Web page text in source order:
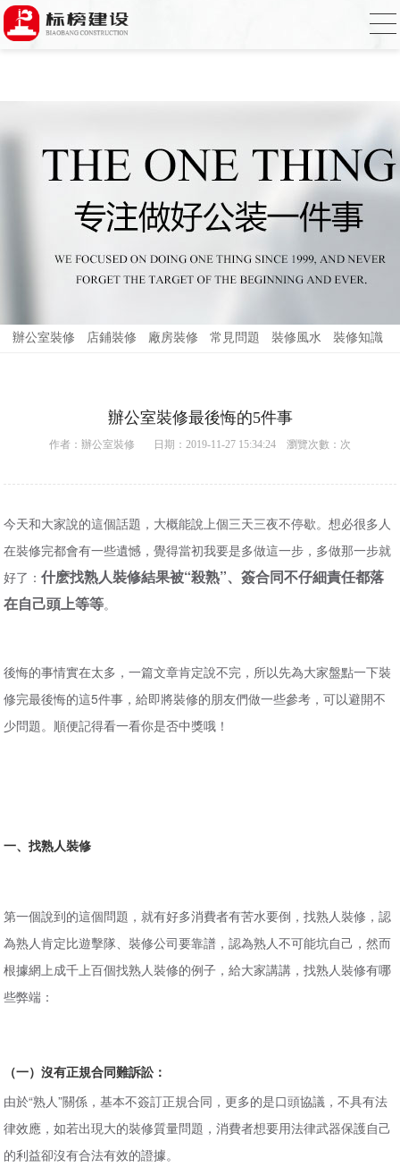
合欢视频下载,合欢视频污污污,合欢视频
APP下载汅,合欢视频免费在线观看
辦公室裝修 店鋪裝修 廠房裝修 常見問題 裝修風水 裝修知識
辦公室裝修最後悔的5件事
作者： 辦公室裝修 日期：2019-11-27 15:34:24 瀏覽次數： 次
今天和大家說的這個話題，大概能說上個三天三夜不停歇。想必很多人
在裝修完都會有一些遺憾，覺得當初我要是多做這一步，多做那一步就
好了：什麽找熟人裝修結果被“殺熟”、簽合同不仔細責任都落
在自己頭上等等。
後悔的事情實在太多，一篇文章肯定說不完，所以先為大家盤點一下裝
修完最後悔的這5件事，給即將裝修的朋友們做一些參考，可以避開不
少問題。順便記得看一看你是否中獎哦！
一、找熟人裝修
第一個說到的這個問題，就有好多消費者有苦水要倒，找熟人裝修，認
為熟人肯定比遊擊隊、裝修公司要靠譜，認為熟人不可能坑自己，然而
根據網上成千上百個找熟人裝修的例子，給大家講講，找熟人裝修有哪
些弊端：
（一）沒有正規合同難訴訟：
由於“熟人”關係，基本不簽訂正規合同，更多的是口頭協議，不具有法
律效應，如若出現大的裝修質量問題，消費者想要用法律武器保護自己
的利益卻沒有合法有效的證據。